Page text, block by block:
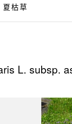
夏枯草
L. subsp.